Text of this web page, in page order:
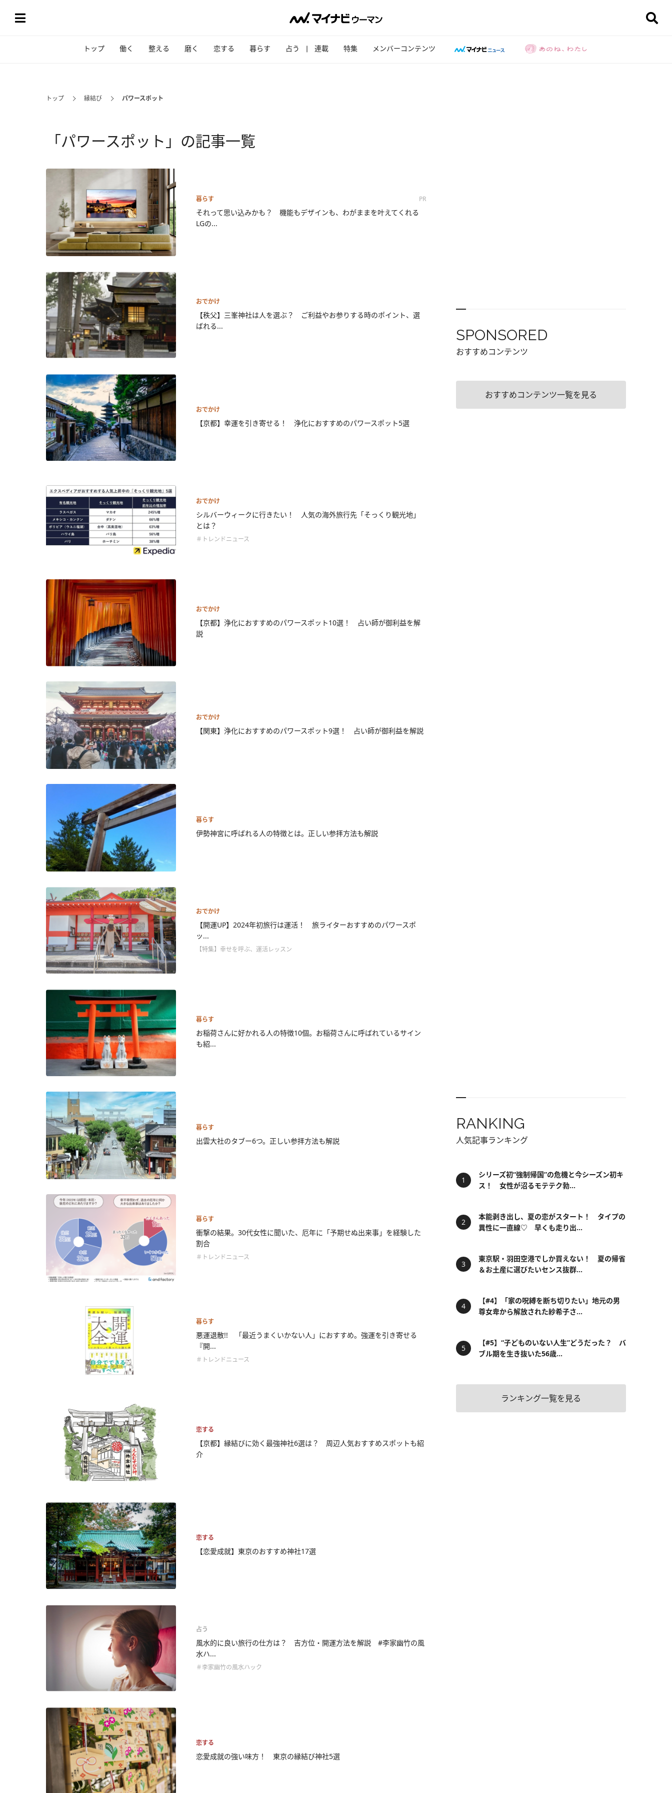
トップ 働く 整える 磨く 恋する 暮らす 占う 連載 特集 メンバーコンテンツ
トップ 縁結び パワースポット
「パワースポット」の記事一覧
暮らす PR
それって思い込みかも？ 機能もデザインも、わがままを叶えてくれる
LGの...
おでかけ
【秩父】三峯神社は人を選ぶ？ ご利益やお参りする時のポイント、選
ばれる...
おでかけ
【京都】幸運を引き寄せる！ 浄化におすすめのパワースポット5選
おでかけ
シルバーウィークに行きたい！ 人気の海外旅行先「そっくり観光地」
とは？
＃トレンドニュース
おでかけ
【京都】浄化におすすめのパワースポット10選！ 占い師が御利益を解
説
おでかけ
【関東】浄化におすすめのパワースポット9選！ 占い師が御利益を解説
暮らす
伊勢神宮に呼ばれる人の特徴とは。正しい参拝方法も解説
おでかけ
【開運UP】2024年初旅行は運活！ 旅ライターおすすめのパワースポ
ッ...
【特集】幸せを呼ぶ、運活レッスン
暮らす
お稲荷さんに好かれる人の特徴10個。お稲荷さんに呼ばれているサイン
も紹...
暮らす
出雲大社のタブー6つ。正しい参拝方法も解説
暮らす
衝撃の結果。30代女性に聞いた、厄年に「予期せぬ出来事」を経験した
割合
＃トレンドニュース
暮らす
悪運退散!! 「最近うまくいかない人」におすすめ。強運を引き寄せる
『開...
＃トレンドニュース
恋する
【京都】縁結びに効く最強神社6選は？ 周辺人気おすすめスポットも紹
介
恋する
【恋愛成就】東京のおすすめ神社17選
占う
風水的に良い旅行の仕方は？ 吉方位・開運方法を解説 #李家幽竹の風
水ハ...
＃李家幽竹の風水ハック
恋する
恋愛成就の強い味方！ 東京の縁結び神社5選
SPONSORED
おすすめコンテンツ
おすすめコンテンツ一覧を見る
RANKING
人気記事ランキング
シリーズ初“強制帰国”の危機と今シーズン初キ
ス！ 女性が沼るモテテク勃...
本能剥き出し、夏の恋がスタート！ タイプの
異性に一直線♡ 早くも走り出...
東京駅・羽田空港でしか買えない！ 夏の帰省
＆お土産に選びたいセンス抜群...
【#4】「家の呪縛を断ち切りたい」地元の男
尊女卑から解放された紗希子さ...
【#5】“子どものいない人生”どうだった？ バ
ブル期を生き抜いた56歳...
ランキング一覧を見る